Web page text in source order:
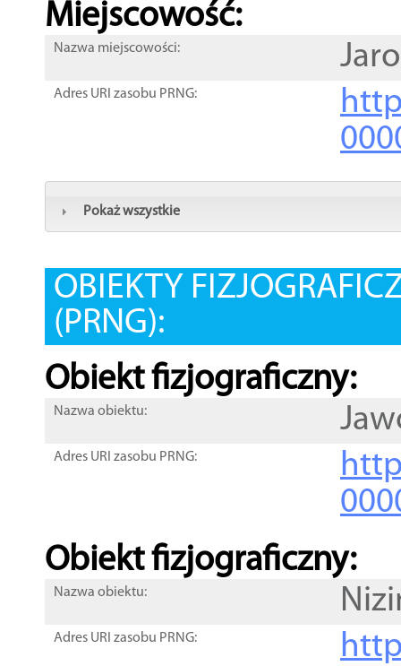
Miejscowość:
Nazwa miejscowości:
Adres URI zasobu PRNG:
Pokaż wszystkie
OBIEKTY
(PRNG):
Obiekt fizjograficzny:
Nazwa obiektu:
Adres URI zasobu PRNG:
Obiekt fizjograficzny:
Nazwa obiektu:
Adres URI zasobu PRNG: